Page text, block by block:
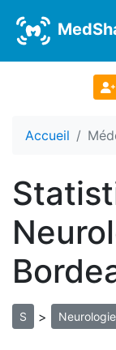
Accueil
S > Neurologie